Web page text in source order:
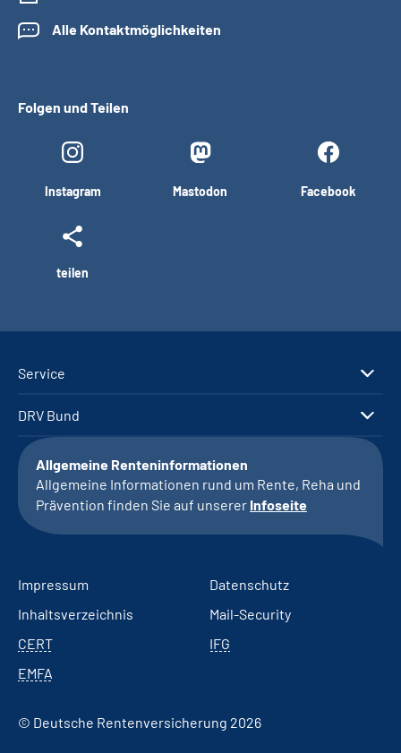
Alle Kontaktmöglichkeiten
Folgen und Teilen
Instagram Mastodon Facebook
teilen
Service
DRV Bund
Allgemeine Renteninformationen
Allgemeine Informationen rund um Rente, Reha und
Prävention finden Sie auf unserer Infoseite
Impressum
Datenschutz
Inhaltsverzeichnis
Mail-Security
CERT
IFG
EMFA
© Deutsche Rentenversicherung 2026